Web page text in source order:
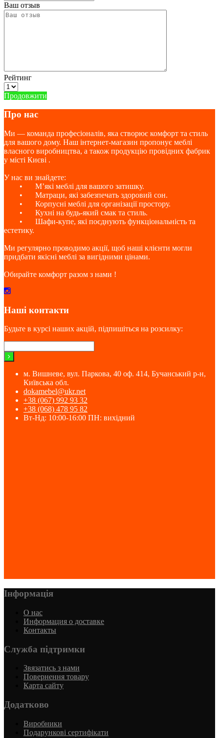
Ваш отзыв
Рейтинг
Продовжити
Про нас
Ми — команда професіоналів, яка створює комфорт та стиль
для вашого дому. Наш інтернет-магазин пропонує меблі
власного виробництва, а також продукцію провідних фабрик
у місті Києві .
У нас ви знайдете:
•
М’які меблі для вашого затишку.
•
Матраци, які забезпечать здоровий сон.
•
Корпусні меблі для організації простору.
•
Кухні на будь-який смак та стиль.
•
Шафи-купе, які поєднують функціональність та
естетику.
Ми регулярно проводимо акції, щоб наші клієнти могли
придбати якісні меблі за вигідними цінами.
Обирайте комфорт разом з нами !
Наші контакти
Будьте в курсі наших акцій, підпишіться на розсилку:
м. Вишневе, вул. Паркова, 40 оф. 414, Бучанський р-н,
Київська обл.
dokamebel@ukr.net
+38 (067) 992 93 32
+38 (068) 478 95 82
Вт-Нд: 10:00-16:00 ПН: вихідний
Інформація
О нас
Информация о доставке
Контакты
Служба підтримки
Звязатись з нами
Повернення товару
Карта сайту
Додатково
Виробники
Подарункові сертифікати